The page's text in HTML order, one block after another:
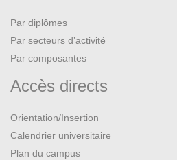
Par diplômes
Par secteurs d’activité
Par composantes
Accès directs
Orientation/Insertion
Calendrier universitaire
Plan du campus